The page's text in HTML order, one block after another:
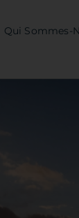
Qui Sommes-